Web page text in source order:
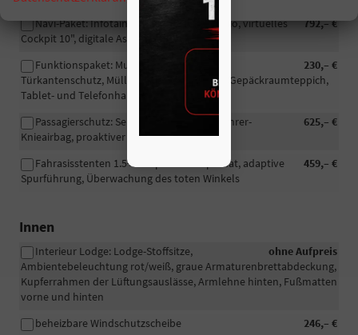
792,– €
Navi-Paket: Infotainment Navi 9", Webradio, virtuelles
Cockpit 10", digitale Assistentin Laura
230,– €
Funktionspaket: Multifunktionstasche,
Türkantenschutz, Mülleimer, doppelseitiger Gepäckraumteppich,
Tablet- und Telefonhalter
625,– €
Passagierschutz: Seitenairbags hinten, Fahrer-
Knieairbag, proaktiver Passagierschutz
459,– €
Fahrasisstenten 1.5+: adaptiver Tempomat, adaptive
Spurführung, Überwachung des toten Winkels
Innen
ohne Aufpreis
Interieur Lodge: Lodge-Stoffsitze,
Ambientebeleuchtung rot/weiß, graue Armaturenbrettabdeckung,
Kupferrahmen der Lüftungsauslässe, Armlehne hinten, Fußmatten
vorne und hinten
246,– €
beheizbare Windschutzscheibe